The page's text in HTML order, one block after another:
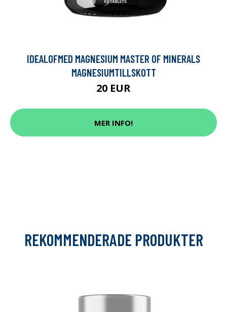
IDEALOFMED MAGNESIUM MASTER OF MINERALS
MAGNESIUMTILLSKOTT
20 EUR
MER INFO!
REKOMMENDERADE PRODUKTER